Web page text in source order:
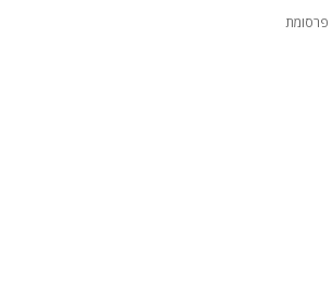
פרסומת